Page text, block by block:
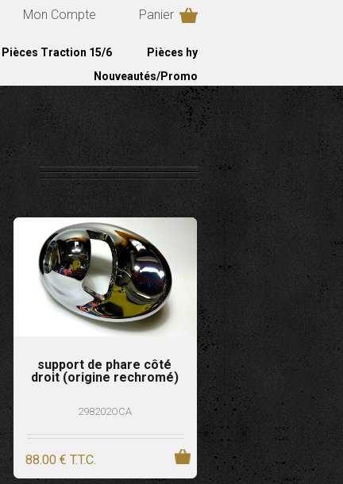
Mon Compte Panier
Pièces Traction 15/6
Pièces hy
Nouveautés/Promo
support de phare côté
droit (origine rechromé)
298202OCA
88.00 € T.T.C.